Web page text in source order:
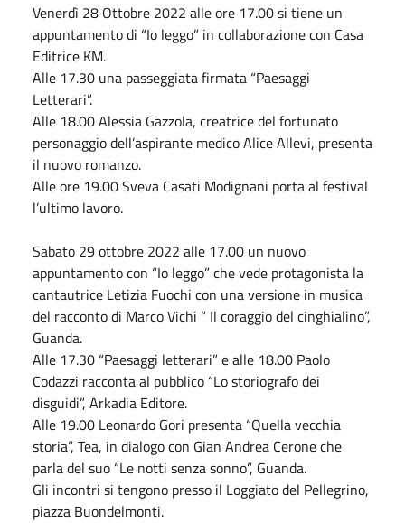
Venerdì 28 Ottobre 2022 alle ore 17.00 si tiene un
appuntamento di “Io leggo” in collaborazione con Casa
Editrice KM.
Alle 17.30 una passeggiata firmata “Paesaggi
Letterari”.
Alle 18.00 Alessia Gazzola, creatrice del fortunato
personaggio dell’aspirante medico Alice Allevi, presenta
il nuovo romanzo.
Alle ore 19.00 Sveva Casati Modignani porta al festival
l’ultimo lavoro.
Sabato 29 ottobre 2022 alle 17.00 un nuovo
appuntamento con “Io leggo” che vede protagonista la
cantautrice Letizia Fuochi con una versione in musica
del racconto di Marco Vichi “ Il coraggio del cinghialino”,
Guanda.
Alle 17.30 “Paesaggi letterari” e alle 18.00 Paolo
Codazzi racconta al pubblico “Lo storiografo dei
disguidi”, Arkadia Editore.
Alle 19.00 Leonardo Gori presenta “Quella vecchia
storia”, Tea, in dialogo con Gian Andrea Cerone che
parla del suo “Le notti senza sonno”, Guanda.
Gli incontri si tengono presso il Loggiato del Pellegrino,
piazza Buondelmonti.